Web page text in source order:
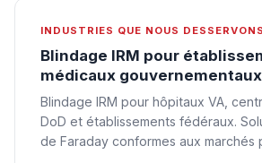
INDUSTRIES QUE NOUS DESSERVONS
Blindage IRM pour
médicaux
Blindage IRM pour hôpitaux VA,
DoD et établissements fédéraux.
de Faraday conformes aux marchés